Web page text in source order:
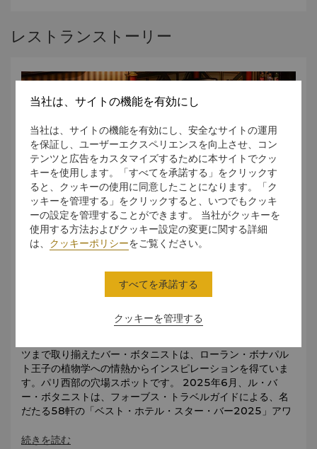
レストランストーリー
歴史とエレガンスに乾杯
デザイナーのピエール=イヴ・ロションがプライベートな会合
をイメージしてデザインしたこの隠れ家バーは、ナポレオン
のテントのすばらしさに敬意を表しています。バーテンダー
ツまで取り揃えたバー・ボタニストは、ローラン・ボナパル
ト王子の植物学への情熱からインスピレーションを得ていま
す。パリ西部の穴場スポットです。 2025年6月、ル・バ
ー・ボタニストは、フォーブス・トラベルガイドによる、名
だたる58軒の「ベスト・ホテル・スター・バー2025」アワ
ニューの卓越性、洗練されたプレゼンテーション、サービス
続きを読む
当社は、サイトの機能を有効にし
当社は、サイトの機能を有効にし、安全なサイトの運用
を保証し、ユーザーエクスペリエンスを向上させ、コン
テンツと広告をカスタマイズするために本サイトでクッ
キーを使用します。「すべてを承諾する」をクリックす
ると、クッキーの使用に同意したことになります。「ク
ッキーを管理する」をクリックすると、いつでもクッキ
ーの設定を管理することができます。 当社がクッキーを
使用する方法およびクッキー設定の変更に関する詳細
は、 クッキーポリシーをご覧ください。
クッキーを管理する
すべてを承諾する